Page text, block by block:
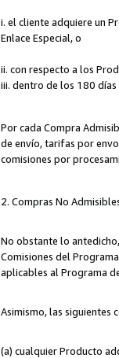
i. el cliente adquiere un
Enlace Especial, o
ii. con respecto a los
iii. dentro de los 180
Por cada Compra
de envío, tarifas por
comisiones por
2. Compras No
No obstante lo
Comisiones del
aplicables al Programa
Asimismo, las siguientes
(a) cualquier Producto